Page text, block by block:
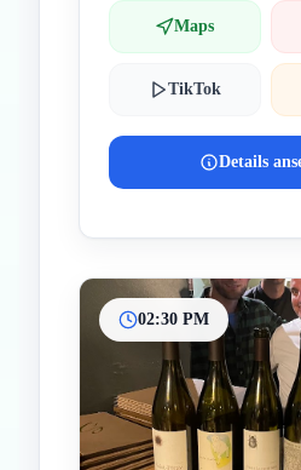
Maps
TikTok
Details
02:30 PM